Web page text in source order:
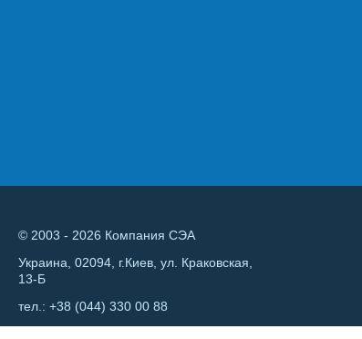
© 2003 - 2026 Компания СЭА
Украина, 02094, г.Киев, ул. Краковская,
13-Б
тел.: +38 (044) 330 00 88